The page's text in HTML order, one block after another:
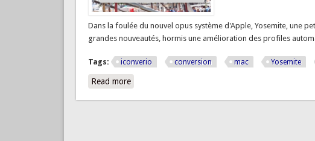
Dans la foulée du nouvel opus système d'Apple, Yosemite, une
grandes nouveautés, hormis une amélioration des profiles
Tags: iconverio conversion mac Yosemite
Read moreabout Converio simplement compatible avec